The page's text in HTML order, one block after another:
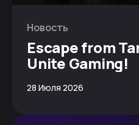
Новость
Escape from
Unite Gaming!
28 Июля 2026